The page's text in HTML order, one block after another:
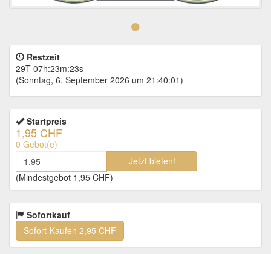
Restzeit
29T 07h:23m:23s
(Sonntag, 6. September 2026 um 21:40:01)
Startpreis
1,95 CHF
0 Gebot(e)
Jetzt bieten!
(Mindestgebot 1,95 CHF)
Sofortkauf
Sofort-Kaufen 2,95 CHF